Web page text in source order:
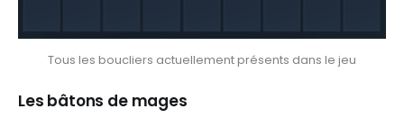
Tous les boucliers actuellement présents dans le jeu
Les bâtons de mages